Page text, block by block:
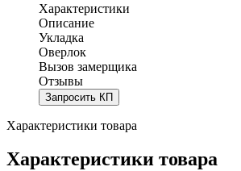
Характеристики
Описание
Укладка
Оверлок
Вызов замерщика
Отзывы
Запросить КП
Характеристики товара
Характеристики товара